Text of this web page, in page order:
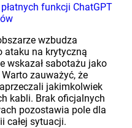
funkcji ChatGPT
wzbudza
ataku na krytyczną
wskazał sabotażu jako
zauważyć, że
jakimkolwiek
kabli. Brak oficjalnych
pozostawia pole dla
całej sytuacji.